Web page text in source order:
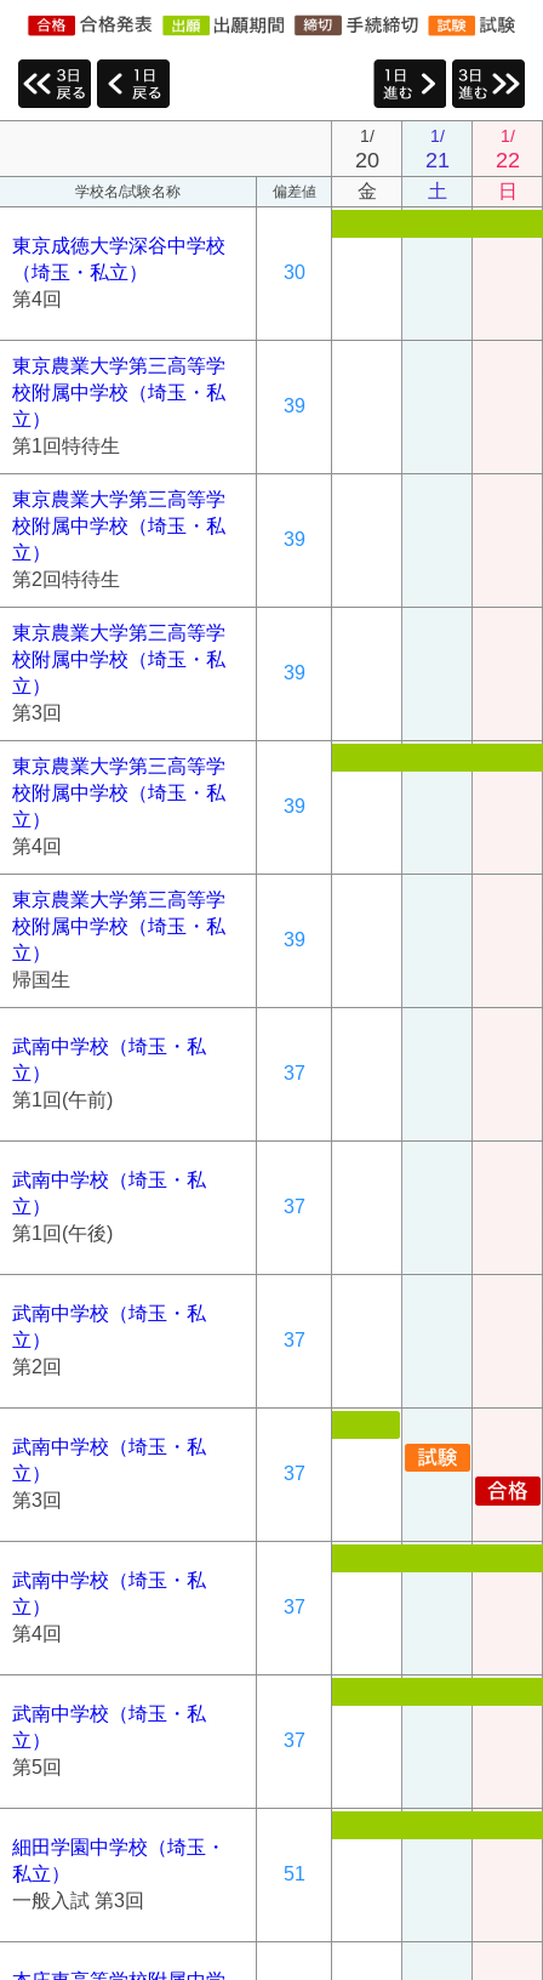
1/
20
1/
21
1/
22
学校名/試験名称 偏差値 金 土 日
東京成徳大学深谷中学校
（埼玉・私立）
第4回
30
東京農業大学第三高等学
校附属中学校（埼玉・私
立）
第1回特待生
39
東京農業大学第三高等学
校附属中学校（埼玉・私
立）
第2回特待生
39
東京農業大学第三高等学
校附属中学校（埼玉・私
立）
第3回
39
東京農業大学第三高等学
校附属中学校（埼玉・私
立）
第4回
39
東京農業大学第三高等学
校附属中学校（埼玉・私
立）
帰国生
39
武南中学校（埼玉・私
立）
第1回(午前)
37
武南中学校（埼玉・私
立）
第1回(午後)
37
武南中学校（埼玉・私
立）
第2回
37
武南中学校（埼玉・私
立）
第3回
37
武南中学校（埼玉・私
立）
第4回
37
武南中学校（埼玉・私
立）
第5回
37
細田学園中学校（埼玉・
私立）
一般入試 第3回
51